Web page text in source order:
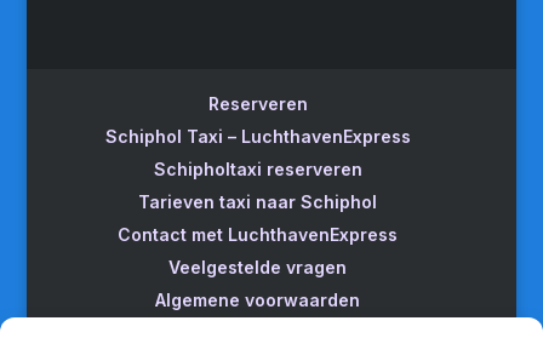
Reserveren
Schiphol Taxi – LuchthavenExpress
Schipholtaxi reserveren
Tarieven taxi naar Schiphol
Contact met LuchthavenExpress
Veelgestelde vragen
Algemene voorwaarden